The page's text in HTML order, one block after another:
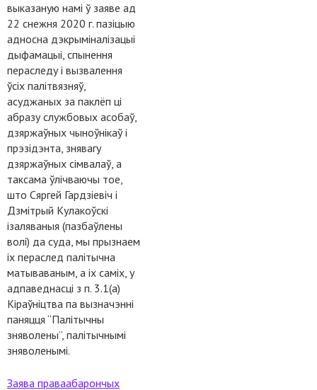
выказаную намі ў заяве ад
22 снежня 2020 г. пазіцыю
адносна дэкрыміналізацыі
дыфамацыі, спынення
пераследу і вызвалення
ўсіх палітвязняў,
асуджаных за паклёп ці
абразу службовых асобаў,
дзяржаўных чыноўнікаў і
прэзідэнта, знявагу
дзяржаўных сімвалаў, а
таксама ўлічваючы тое,
што Сяргей Гардзіевіч і
Дзмітрый Кулакоўскі
ізаляваныя (пазбаўлены
волі) да суда, мы прызнаем
іх пераслед палітычна
матываваным, а іх саміх, у
адпаведнасці з п. 3.1(а)
Кіраўніцтва па вызначэнні
паняцця “Палітычны
зняволены”, палітычнымі
зняволенымі.
Заява праваабарончых